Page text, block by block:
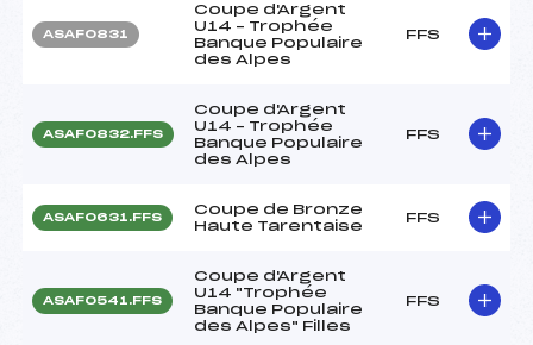
ASAF0831
Coupe d'Argent
U14 – Trophée
Banque Populaire
des Alpes
FFS
ASAF0832.FFS
Coupe d'Argent
U14 – Trophée
Banque Populaire
des Alpes
FFS
ASAF0631.FFS
Coupe de Bronze
Haute Tarentaise
FFS
ASAF0541.FFS
Coupe d'Argent
U14 "Trophée
Banque Populaire
des Alpes" Filles
FFS